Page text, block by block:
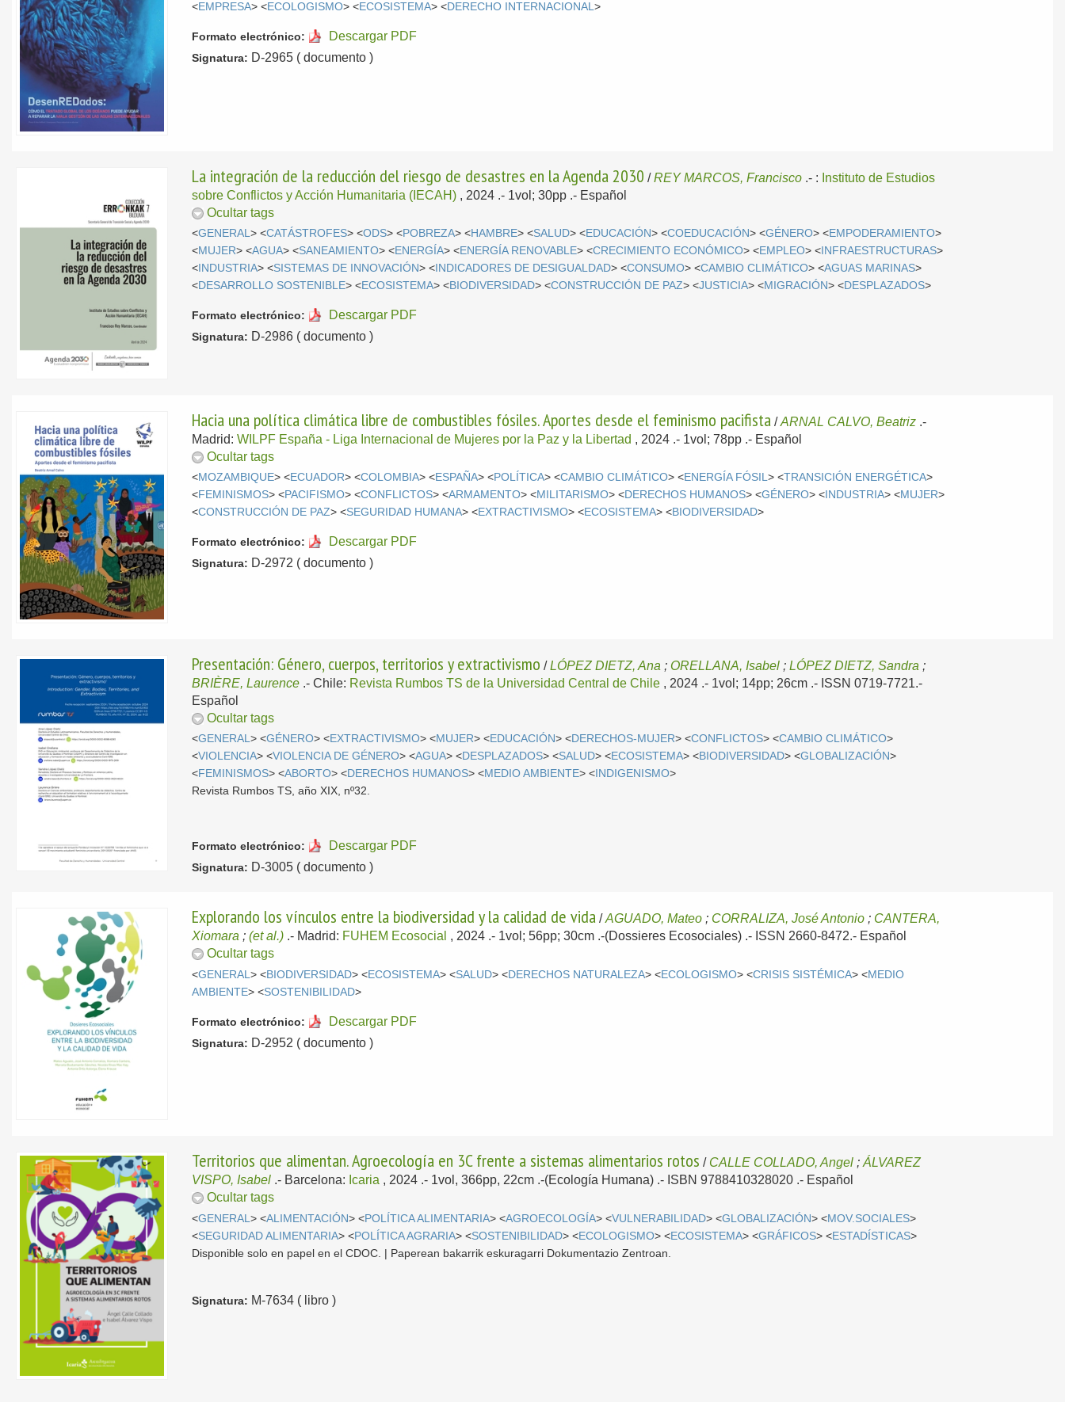
<EMPRESA> <ECOLOGISMO> <ECOSISTEMA> <DERECHO INTERNACIONAL>
Formato electrónico: Descargar PDF
Signatura: D-2965 ( documento )
La integración de la reducción del riesgo de desastres en la Agenda 2030 /REY MARCOS, Francisco .- : Instituto de Estudios
sobre Conflictos y Acción Humanitaria (IECAH) , 2024 .- 1vol; 30pp .- Español
Ocultar tags
<GENERAL> <CATÁSTROFES> <ODS> <POBREZA> <HAMBRE> <SALUD> <EDUCACIÓN> <COEDUCACIÓN> <GÉNERO> <EMPODERAMIENTO>
<MUJER> <AGUA> <SANEAMIENTO> <ENERGÍA> <ENERGÍA RENOVABLE> <CRECIMIENTO ECONÓMICO> <EMPLEO> < INFRAESTRUCTURAS>
< INDUSTRIA> <SISTEMAS DE INNOVACIÓN> < INDICADORES DE DESIGUALDAD> <CONSUMO> <CAMBIO CLIMÁTICO> <AGUAS MARINAS>
<DESARROLLO SOSTENIBLE> <ECOSISTEMA> <BIODIVERSIDAD> <CONSTRUCCIÓN DE PAZ> <JUSTICIA> <MIGRACIÓN> <DESPLAZADOS>
Formato electrónico: Descargar PDF
Signatura: D-2986 ( documento )
Hacia una política climática libre de combustibles fósiles. Aportes desde el feminismo pacifista /ARNAL CALVO, Beatriz .-
Madrid:WILPF España - Liga Internacional de Mujeres por la Paz y la Libertad , 2024 .- 1vol; 78pp .- Español
Ocultar tags
<MOZAMBIQUE> <ECUADOR> <COLOMBIA> <ESPAÑA> <POLÍTICA> <CAMBIO CLIMÁTICO> <ENERGÍA FÓSIL> <TRANSICIÓN ENERGÉTICA>
<FEMINISMOS> <PACIFISMO> <CONFLICTOS> <ARMAMENTO> <MILITARISMO> <DERECHOS HUMANOS> <GÉNERO> < INDUSTRIA> <MUJER>
<CONSTRUCCIÓN DE PAZ> <SEGURIDAD HUMANA> <EXTRACTIVISMO> <ECOSISTEMA> <BIODIVERSIDAD>
Formato electrónico: Descargar PDF
Signatura: D-2972 ( documento )
Presentación: Género, cuerpos, territorios y extractivismo /LÓPEZ DIETZ, Ana ; ORELLANA, Isabel ;LÓPEZ DIETZ, Sandra ;
BRIÈRE, Laurence .-Chile: Revista Rumbos TS de la Universidad Central de Chile , 2024 .- 1vol; 14pp; 26cm .- ISSN 0719-7721.-
Español
Ocultar tags
<GENERAL> <GÉNERO> <EXTRACTIVISMO> <MUJER> <EDUCACIÓN> <DERECHOS-MUJER> <CONFLICTOS> <CAMBIO CLIMÁTICO>
<VIOLENCIA> <VIOLENCIA DE GÉNERO> <AGUA> <DESPLAZADOS> <SALUD> <ECOSISTEMA> <BIODIVERSIDAD> <GLOBALIZACIÓN>
<FEMINISMOS> <ABORTO> <DERECHOS HUMANOS> <MEDIO AMBIENTE> < INDIGENISMO>
Revista Rumbos TS, año XIX, nº32.
Formato electrónico: Descargar PDF
Signatura: D-3005 ( documento )
Explorando los vínculos entre la biodiversidad y la calidad de vida /AGUADO, Mateo ; CORRALIZA, José Antonio ; CANTERA,
Xiomara ;(et al.) .- Madrid: FUHEM Ecosocial , 2024 .- 1vol; 56pp; 30cm .-(Dossieres Ecosociales) .- ISSN 2660-8472.- Español
Ocultar tags
<GENERAL> <BIODIVERSIDAD> <ECOSISTEMA> <SALUD> <DERECHOS NATURALEZA> <ECOLOGISMO> <CRISIS SISTÉMICA> <MEDIO
AMBIENTE> <SOSTENIBILIDAD>
Formato electrónico: Descargar PDF
Signatura: D-2952 ( documento )
Territorios que alimentan. Agroecología en 3C frente a sistemas alimentarios rotos / CALLE COLLADO, Angel ;ÁLVAREZ
VISPO, Isabel .- Barcelona: Icaria , 2024 .- 1vol, 366pp, 22cm .-(Ecología Humana) .- ISBN 9788410328020 .- Español
Ocultar tags
<GENERAL> <ALIMENTACIÓN> <POLÍTICA ALIMENTARIA> <AGROECOLOGÍA> <VULNERABILIDAD> <GLOBALIZACIÓN> <MOV.SOCIALES>
<SEGURIDAD ALIMENTARIA> <POLÍTICA AGRARIA> <SOSTENIBILIDAD> <ECOLOGISMO> <ECOSISTEMA> <GRÁFICOS> <ESTADÍSTICAS>
Disponible solo en papel en el CDOC. | Paperean bakarrik eskuragarri Dokumentazio Zentroan.
Signatura: M-7634 ( libro )